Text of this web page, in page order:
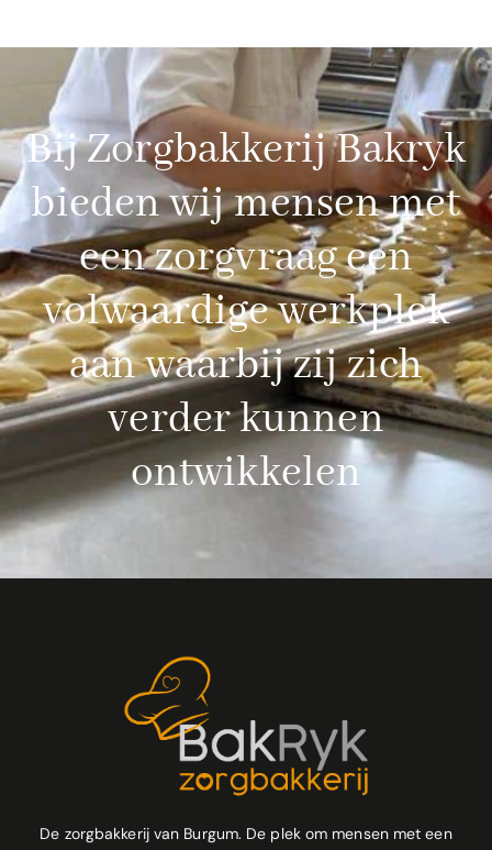
Bij Zorgbakkerij Bakryk
bieden wij mensen met
een zorgvraag een
volwaardige werkplek
aan waarbij zij zich
verder kunnen
ontwikkelen
De zorgbakkerij van Burgum. De plek om mensen met een